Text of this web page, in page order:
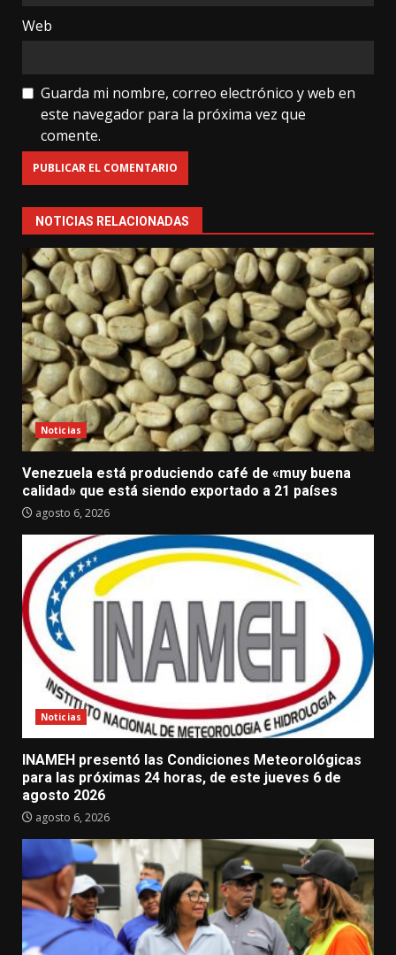
Web
Guarda mi nombre, correo electrónico y web en
este navegador para la próxima vez que
comente.
NOTICIAS RELACIONADAS
Noticias
Venezuela está produciendo café de «muy buena
calidad» que está siendo exportado a 21 países
agosto 6, 2026
Noticias
INAMEH presentó las Condiciones Meteorológicas
para las próximas 24 horas, de este jueves 6 de
agosto 2026
agosto 6, 2026